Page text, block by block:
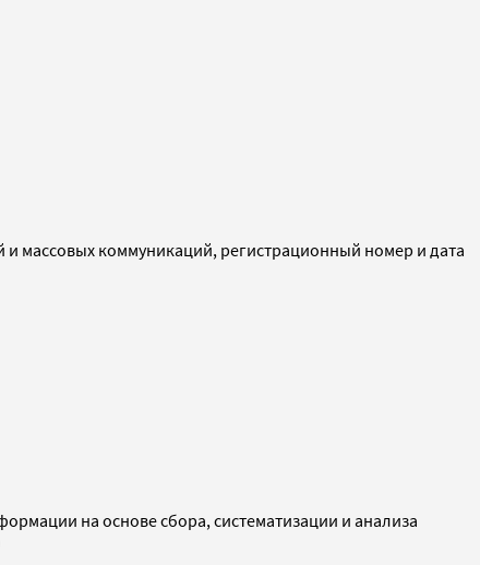
массовых коммуникаций, регистрационный номер и дата
на основе сбора, систематизации и анализа